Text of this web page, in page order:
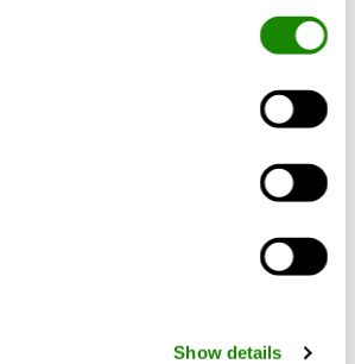
Show details
integrierter variabler
Volumenstromregelung